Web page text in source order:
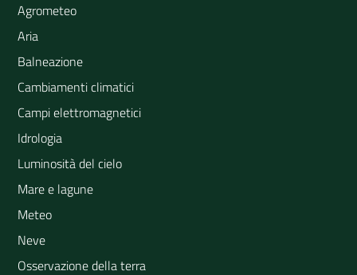
Agrometeo
Aria
Balneazione
Cambiamenti climatici
Campi elettromagnetici
Idrologia
Luminosità del cielo
Mare e lagune
Meteo
Neve
Osservazione della terra